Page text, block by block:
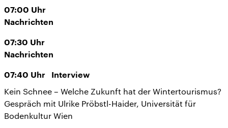
07:00 Uhr
Nachrichten
07:30 Uhr
Nachrichten
07:40 Uhr Interview
Kein Schnee – Welche Zukunft hat der Wintertourismus?
Gespräch mit Ulrike Pröbstl-Haider, Universität für
Bodenkultur Wien